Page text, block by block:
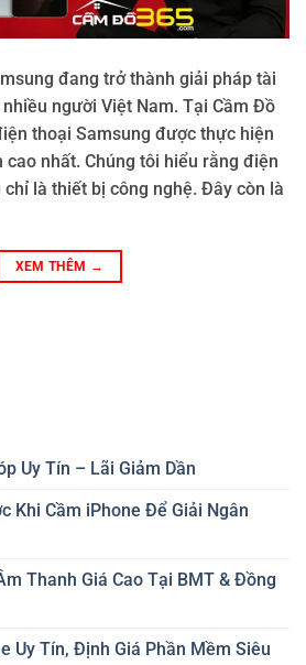
đang trở thành giải pháp tài
người Việt Nam. Tại Cầm Đồ
thoại Samsung được thực hiện
nhất. Chúng tôi hiểu rằng điện
là thiết bị công nghệ. Đây còn là
XEM THÊM →
Uy Tín – Lãi Giảm Dần
Khi Cầm iPhone Để Giải Ngân
Thanh Giá Cao Tại BMT & Đồng
Uy Tín, Định Giá Phần Mềm Siêu